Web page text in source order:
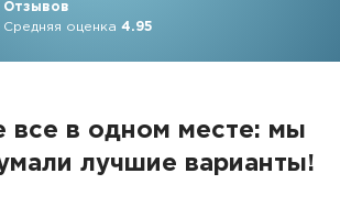
Отзывов
Средняя оценка4.95
все в одном месте: мы
лучшие варианты!